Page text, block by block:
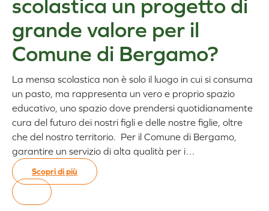
scolastica un progetto di
grande valore per il
Comune di Bergamo?
La mensa scolastica non è solo il luogo in cui si consuma
un pasto, ma rappresenta un vero e proprio spazio
educativo, uno spazio dove prendersi quotidianamente
cura del futuro dei nostri figli e delle nostre figlie, oltre
che del nostro territorio. Per il Comune di Bergamo,
garantire un servizio di alta qualità per i…
Scopri di più
: